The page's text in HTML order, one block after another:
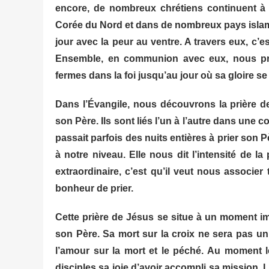
encore, de nombreux chrétiens continuent
Corée du Nord et dans de nombreux pays
jour avec la peur au ventre. A travers eux,
Ensemble, en communion avec eux, nous
fermes dans la foi jusqu’au jour où sa gloire
Dans l’Évangile, nous découvrons la prière
son Père. Ils sont liés l’un à l’autre dans une
passait parfois des nuits entières à prier son
à notre niveau. Elle nous dit l’intensité de
extraordinaire, c’est qu’il veut nous
bonheur de prier.
Cette prière de Jésus se situe à un moment
son Père. Sa mort sur la croix ne sera pas
l’amour sur la mort et le péché. Au